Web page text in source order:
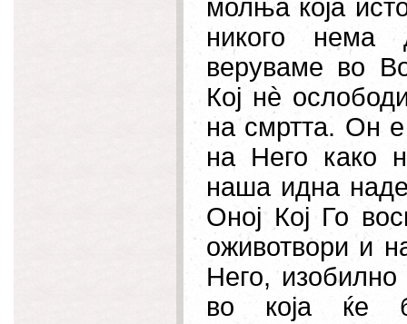
молња која
никого нема
веруваме во
Кој нè
на смртта. Он
на Него како
наша идна
Оној Кој Го
оживотвори и
Него,
во која ќе